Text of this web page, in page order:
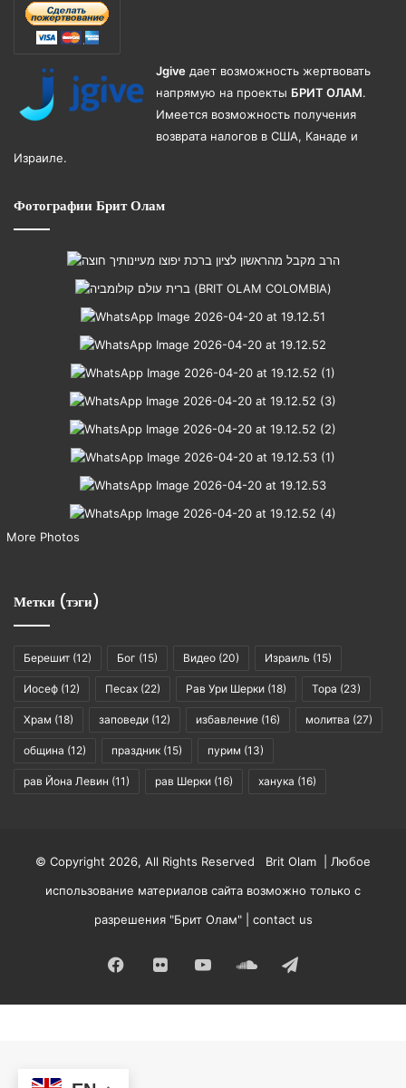
Jgiveдает возможность жертвовать
напрямую на проекты БРИТ ОЛАМ.
Имеется возможность получения
возврата налогов в США, Канаде и
Израиле.
Фотографии Брит Олам
More Photos
Метки (тэги)
Берешит (12) Бог (15) Видео (20) Израиль (15)
Иосеф (12) Песах (22) Рав Ури Шерки (18) Тора (23)
Храм (18) заповеди (12) избавление (16) молитва (27)
община (12) праздник (15) пурим (13)
рав Йона Левин (11) рав Шерки (16) ханука (16)
© Copyright 2026, All Rights Reserved Brit Olam | Любое
использование материалов сайта возможно только с
разрешения "Брит Олам" | contact us
Facebook
FlickrYouTubeSoundCloud
Telegram